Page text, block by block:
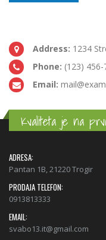
Address: 1234
Phone: (123) 456-
Email:
Kvaliteta je na
ADRESA:
Pantan 1B, 21220 Trogir
PRODAJA TELEFON:
0913813333
EMAIL:
svabo13.it@gmail.com